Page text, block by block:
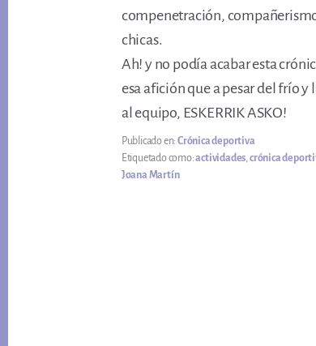
compenetración,
chicas.
Ah! y no podía acabar esta
esa afición que a pesar del frío y
al equipo, ESKERRIK ASKO!
Publicado en:Crónica deportiva
Etiquetado como:actividades,crónica
Joana Martín